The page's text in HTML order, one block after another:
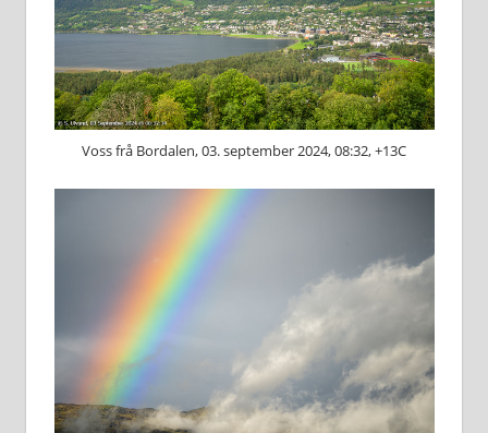
Voss frå Bordalen, 03. september 2024, 08:32, +13C